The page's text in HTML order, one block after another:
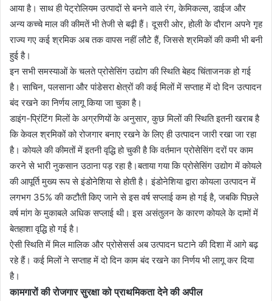
आया है। साथ ही पेट्रोलियम उत्पादों से बनने वाले रंग, केमिकल्स, डाईज और
अन्य कच्चे माल की कीमतें भी तेजी से बढ़ी हैं। दूसरी ओर, होली के दौरान अपने गृह
राज्य गए कई श्रमिक अब तक वापस नहीं लौटे हैं, जिससे श्रमिकों की कमी भी बनी
हुई है।
इन सभी समस्याओं के चलते प्रोसेसिंग उद्योग की स्थिति बेहद चिंताजनक हो गई
है। साचिन, पलसाना और पांडेसरा क्षेत्रों की कई मिलों में सप्ताह में दो दिन उत्पादन
बंद रखने का निर्णय लागू किया जा चुका है।
डाइंग-प्रिंटिंग मिलों के अग्रणियों के अनुसार, कुछ मिलों की स्थिति इतनी खराब है
कि केवल श्रमिकों को रोजगार बनाए रखने के लिए ही उत्पादन जारी रखा जा रहा
है। कोयले की कीमतों में इतनी वृद्धि हो चुकी है कि वर्तमान प्रोसेसिंग दरों पर काम
करने से भारी नुकसान उठाना पड़ रहा है।बताया गया कि प्रोसेसिंग उद्योग में कोयले
की आपूर्ति मुख्य रूप से इंडोनेशिया से होती है। इंडोनेशिया द्वारा कोयला उत्पादन में
लगभग 35% की कटौती किए जाने से इस वर्ष सप्लाई कम हो गई है, जबकि पिछले
वर्ष मांग के मुकाबले अधिक सप्लाई थी। इस असंतुलन के कारण कोयले के दामों में
बेतहाशा वृद्धि हो गई है।
ऐसी स्थिति में मिल मालिक और प्रोसेसर्स अब उत्पादन घटाने की दिशा में आगे बढ़
रहे हैं। कई मिलों ने सप्ताह में दो दिन काम बंद रखने का निर्णय भी लागू कर दिया
है।
कामगारों की रोजगार सुरक्षा को प्राथमिकता देने की अपील